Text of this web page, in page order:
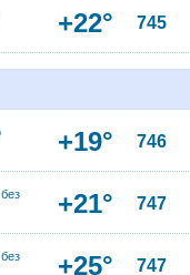
+22° 745
+19° 746
+21° 747
+25° 747